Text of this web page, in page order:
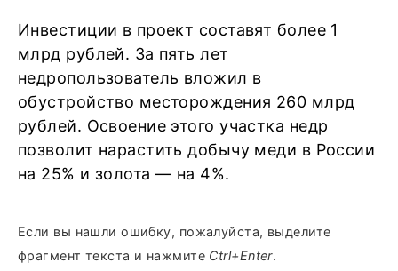
Инвестиции в проект составят более 1
млрд рублей. За пять лет
недропользователь вложил в
обустройство месторождения 260 млрд
рублей. Освоение этого участка недр
позволит нарастить добычу меди в России
на 25% и золота — на 4%.
Если вы нашли ошибку, пожалуйста, выделите
фрагмент текста и нажмите Ctrl+Enter.